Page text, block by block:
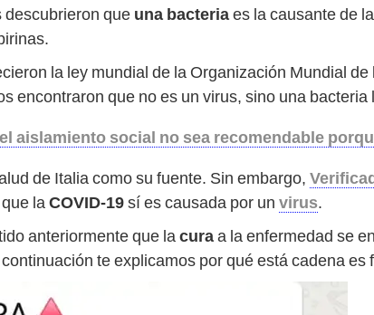
descubrieron que una bacteriaes la causante de
la ley mundial de la Organización Mundial de
encontraron que no es un virus, sino una
aislamiento social no sea recomendable
de Italia como su fuente. Sin embargo,
la COVID-19sí es causada por un virus.
anteriormente que la curaa la enfermedad se
te explicamos por qué está cadena es